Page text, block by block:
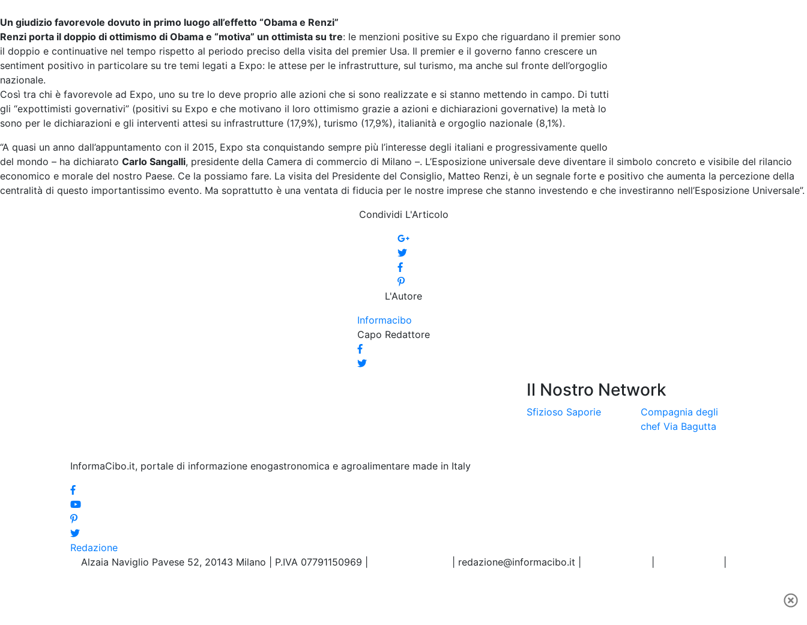
Un giudizio favorevole dovuto in primo luogo all’effetto “Obama e Renzi”
Renzi porta il doppio di ottimismo di Obama e “motiva” un ottimista su tre: le menzioni positive su Expo che riguardano il premier sono
il doppio e continuative nel tempo rispetto al periodo preciso della visita del premier Usa. Il premier e il governo fanno crescere un
sentiment positivo in particolare su tre temi legati a Expo: le attese per le infrastrutture, sul turismo, ma anche sul fronte dell’orgoglio
nazionale.
Così tra chi è favorevole ad Expo, uno su tre lo deve proprio alle azioni che si sono realizzate e si stanno mettendo in campo. Di tutti
gli “expottimisti governativi” (positivi su Expo e che motivano il loro ottimismo grazie a azioni e dichiarazioni governative) la metà lo
sono per le dichiarazioni e gli interventi attesi su infrastrutture (17,9%), turismo (17,9%), italianità e orgoglio nazionale (8,1%).
“A quasi un anno dall’appuntamento con il 2015, Expo sta conquistando sempre più l’interesse degli italiani e progressivamente quello
del mondo – ha dichiarato Carlo Sangalli, presidente della Camera di commercio di Milano –. L’Esposizione universale deve diventare il simbolo concreto e visibile del rilancio
economico e morale del nostro Paese. Ce la possiamo fare. La visita del Presidente del Consiglio, Matteo Renzi, è un segnale forte e positivo che aumenta la percezione della
centralità di questo importantissimo evento. Ma soprattutto è una ventata di fiducia per le nostre imprese che stanno investendo e che investiranno nell’Esposizione Universale”.
Condividi L'Articolo
L'Autore
Informacibo
Capo Redattore
InformaCibo.it, portale di informazione enogastronomica e agroalimentare made in Italy
Redazione
Il Nostro Network
Sfizioso Saporie
Compagnia degli
chef Via Bagutta
Alzaia Naviglio Pavese 52, 20143 Milano | P.IVA 07791150969 | redazione@informacibo.it